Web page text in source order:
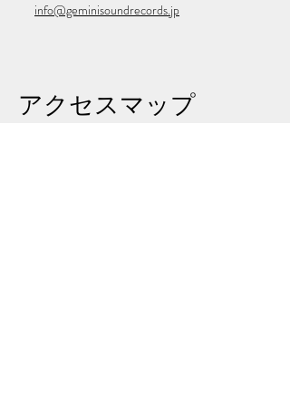
info@geminisoundrecords.jp
​アクセスマップ